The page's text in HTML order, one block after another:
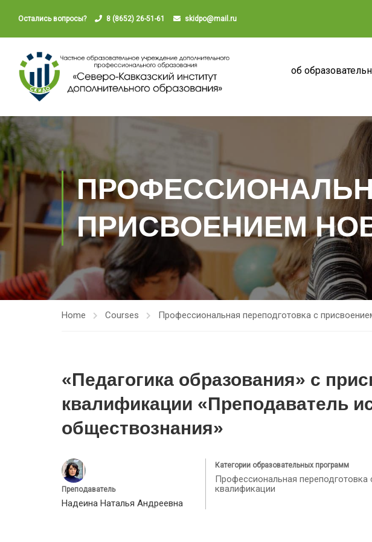
Остались вопросы? 8 (8652) 26-51-61 skidpo@mail.ru
об
ПРИСВОЕНИЕМ
Home Courses Профессиональная переподготовка с
«Педагогика образования» с
квалификации «Преподаватель
обществознания»
Преподаватель
Надеина Наталья Андреевна
Категории образовательных программ
Профессиональная переподготовка
квалификации